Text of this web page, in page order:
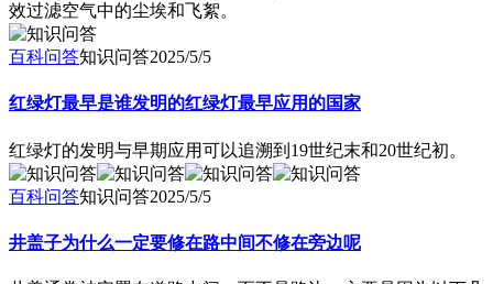
效过滤空气中的尘埃和飞絮。
百科问答知识问答2025/5/5
红绿灯最早是谁发明的红绿灯最早应用的国家
红绿灯的发明与早期应用可以追溯到19世纪末和20世纪初。
百科问答知识问答2025/5/5
井盖子为什么一定要修在路中间不修在旁边呢